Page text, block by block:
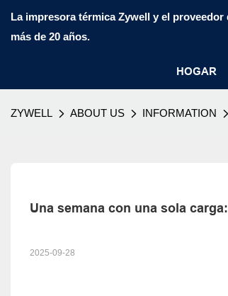
La impresora térmica Zywell y el
más de 20 años.
HOGAR
ZYWELL ABOUT US INFORMATION
Una semana con una sola
2025-09-28